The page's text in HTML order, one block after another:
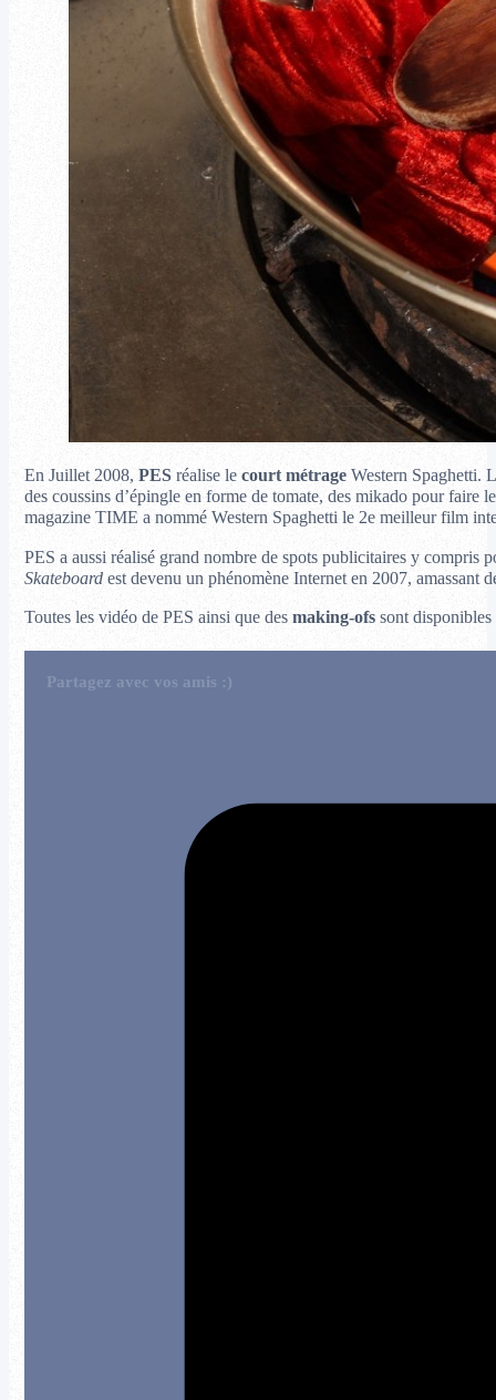
En Juillet 2008, PESréalise le court métrageWestern Spaghetti.
des coussins d’épingle en forme de tomate, des mikado pour faire
magazine TIME a nommé Western Spaghetti le 2e meilleur film
PES a aussi réalisé grand nombre de spots publicitaires y compris
Skateboardest devenu un phénomène Internet en 2007, amassant
Toutes les vidéo de PES ainsi que des making-ofssont disponibles
Partagez avec vos amis :)